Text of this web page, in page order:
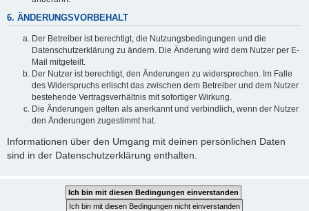
6. ÄNDERUNGSVORBEHALT
Der Betreiber ist berechtigt, die Nutzungsbedingungen und die
Datenschutzerklärung zu ändern. Die Änderung wird dem Nutzer per E-
Mail mitgeteilt.
Der Nutzer ist berechtigt, den Änderungen zu widersprechen. Im Falle
des Widerspruchs erlischt das zwischen dem Betreiber und dem Nutzer
bestehende Vertragsverhältnis mit sofortiger Wirkung.
Die Änderungen gelten als anerkannt und verbindlich, wenn der Nutzer
den Änderungen zugestimmt hat.
Informationen über den Umgang mit deinen persönlichen Daten
sind in der Datenschutzerklärung enthalten.